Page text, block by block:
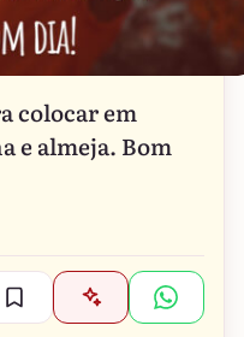
colocar em
e almeja. Bom